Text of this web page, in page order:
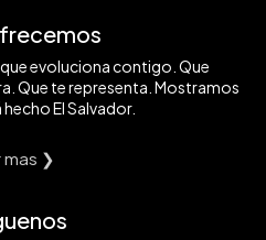
evoluciona contigo. Que
Que te representa. Mostramos
El Salvador.
mas ❯